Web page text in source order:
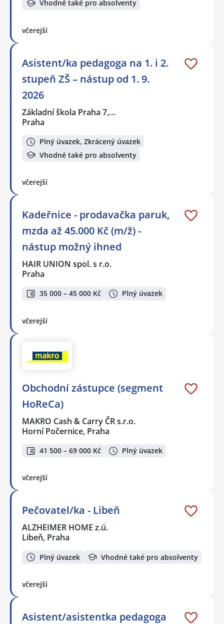
Vhodné také pro absolventy
včerejší
Asistent/ka pedagoga na 1. i 2.
stupeň ZŠ – nástup od 1. 9.
2026
Základní škola Praha 7,…
Praha
Plný úvazek, Zkrácený úvazek
Vhodné také pro absolventy
včerejší
Kadeřnice - prodavačka paruk,
mzda až 45.000 Kč (m/ž) -
nástup možný ihned
HAIR UNION spol. s r.o.
Praha
35 000 – 45 000 Kč Plný úvazek
včerejší
Obchodní zástupce (segment
HoReCa)
MAKRO Cash & Carry ČR s.r.o.
Horní Počernice, Praha
41 500 – 69 000 Kč Plný úvazek
včerejší
Pečovatel/ka - Libeň
ALZHEIMER HOME z.ú.
Libeň, Praha
Plný úvazek Vhodné také pro absolventy
včerejší
Asistent/asistentka pedagoga